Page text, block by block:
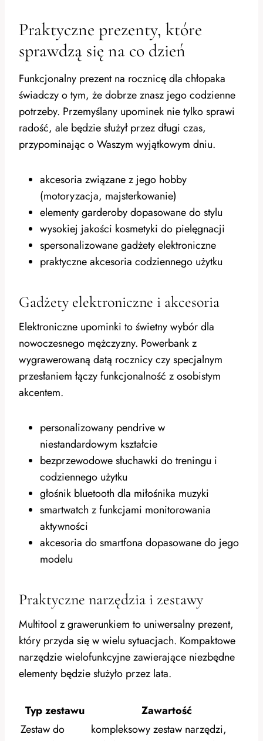
Praktyczne prezenty, które
sprawdzą się na co dzień
Funkcjonalny prezent na rocznicę dla chłopaka
świadczy o tym, że dobrze znasz jego codzienne
potrzeby. Przemyślany upominek nie tylko sprawi
radość, ale będzie służył przez długi czas,
przypominając o Waszym wyjątkowym dniu.
akcesoria związane z jego hobby
(motoryzacja, majsterkowanie)
elementy garderoby dopasowane do stylu
wysokiej jakości kosmetyki do pielęgnacji
spersonalizowane gadżety elektroniczne
praktyczne akcesoria codziennego użytku
Gadżety elektroniczne i akcesoria
Elektroniczne upominki to świetny wybór dla
nowoczesnego mężczyzny. Powerbank z
wygrawerowaną datą rocznicy czy specjalnym
przesłaniem łączy funkcjonalność z osobistym
akcentem.
personalizowany pendrive w
niestandardowym kształcie
bezprzewodowe słuchawki do treningu i
codziennego użytku
głośnik bluetooth dla miłośnika muzyki
smartwatch z funkcjami monitorowania
aktywności
akcesoria do smartfona dopasowane do jego
modelu
Praktyczne narzędzia i zestawy
Multitool z grawerunkiem to uniwersalny prezent,
który przyda się w wielu sytuacjach. Kompaktowe
narzędzie wielofunkcyjne zawierające niezbędne
elementy będzie służyło przez lata.
Typ zestawu
Zawartość
Zestaw do
kompleksowy zestaw narzędzi,